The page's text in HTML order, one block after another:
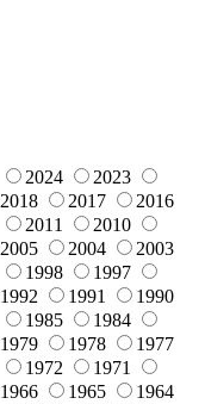
2024
2023
2018 2017
2016
2011
2010
2005 2004
2003
1998
1997
1992 1991
1990
1985
1984
1979 1978
1977
1972
1971
1966 1965
1964